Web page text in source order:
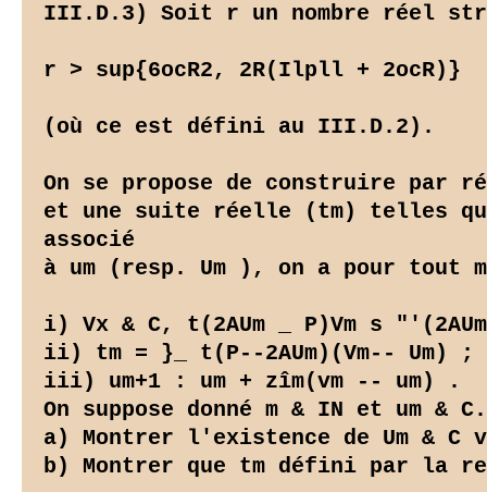
III.D.3) Soit r un nombre réel
r > sup{6ocR2, 2R(Ilpll + 2ocR)}
(où ce est défini au III.D.2).
On se propose de construire par
et une suite réelle (tm) telles
associé
à um (resp. Um ), on a pour tout
i) Vx & C, t(2AUm _ P)Vm s
ii) tm = }_ t(P--2AUm)(Vm-- Um) ;
iii) um+1 : um + zîm(vm -- um) .
On suppose donné m & IN et um & C.
a) Montrer l'existence de Um &
b) Montrer que tm défini par